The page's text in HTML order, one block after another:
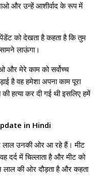
और उन्हें आशीर्वाद के रूप में
को देखता है कहता है कि तुम
लाऊंगा।
मेरे काम को सर्वोच्च
है वह हमेशा अपना काम पूरा
हत्या कर दी गई थी इसलिए हमें
in Hindi
लाल उनकी ओर आ रहे हैं। मीट
दर्द में चिल्लाता है और मीट को
लाल की ओर दौड़ता है और कहता